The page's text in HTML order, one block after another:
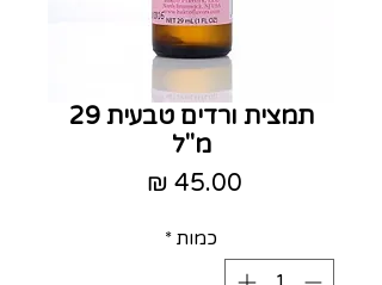
תמצית ורדים טבעית 29
מ"ל
כמות *